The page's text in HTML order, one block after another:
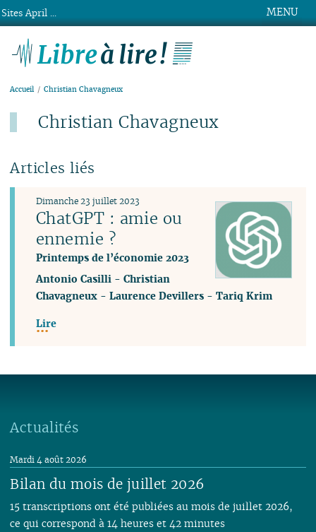
MENU
Accueil Christian Chavagneux
Christian Chavagneux
Articles liés
ChatGPT : amie ou
ennemie ?
Printemps de l’économie 2023
Dimanche 23 juillet 2023
Antonio Casilli -Christian
Chavagneux -Laurence Devillers -Tariq Krim
Lire
Actualités
Bilan du mois de juillet 2026
Mardi 4 août 2026
15 transcriptions ont été publiées au mois de juillet 2026,
ce qui correspond à 14 heures et 42 minutes
Sites April ...